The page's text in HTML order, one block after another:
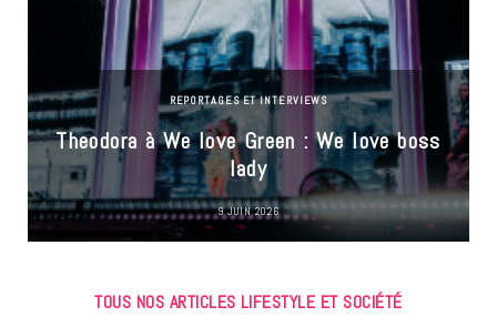
REPORTAGES ET INTERVIEWS
Theodora à We love Green : We love boss
lady
9 JUIN 2026
TOUS NOS ARTICLES LIFESTYLE ET SOCIÉTÉ